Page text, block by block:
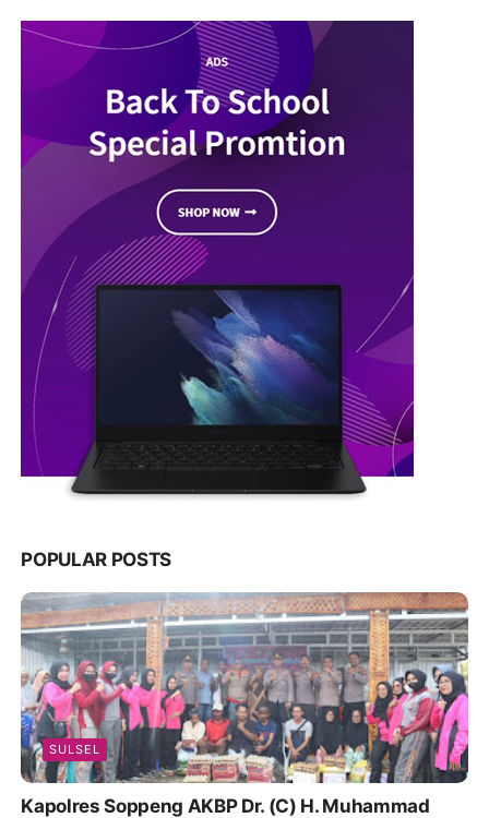
POPULAR POSTS
SULSEL
Kapolres Soppeng AKBP Dr. (C) H. Muhammad